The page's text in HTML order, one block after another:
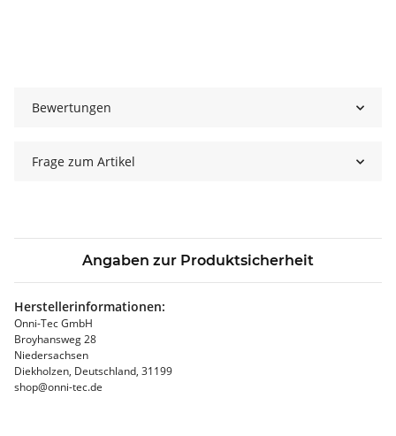
Bewertungen
Frage zum Artikel
Angaben zur Produktsicherheit
Herstellerinformationen:
Onni-Tec GmbH
Broyhansweg 28
Niedersachsen
Diekholzen, Deutschland, 31199
shop@onni-tec.de